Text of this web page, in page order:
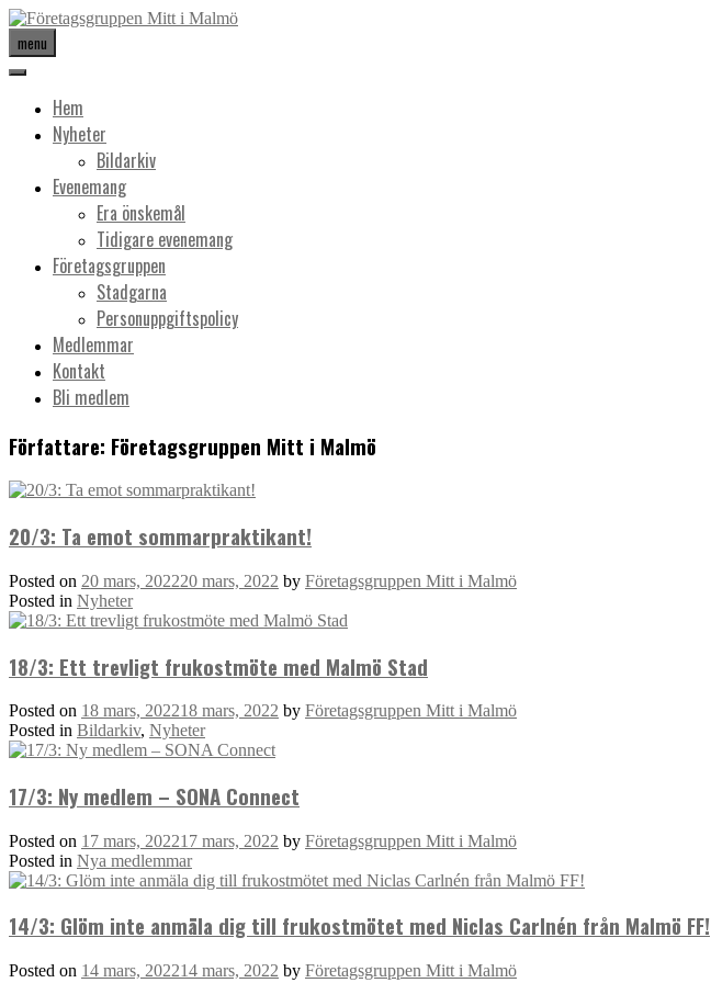
menu
Hem
Nyheter
Bildarkiv
Evenemang
Era önskemål
Tidigare evenemang
Företagsgruppen
Stadgarna
Personuppgiftspolicy
Medlemmar
Kontakt
Bli medlem
Författare: Företagsgruppen Mitt i Malmö
20/3: Ta emot sommarpraktikant!
Posted on 20 mars, 202220 mars, 2022 by Företagsgruppen Mitt i Malmö
Posted in Nyheter
18/3: Ett trevligt frukostmöte med Malmö Stad
Posted on 18 mars, 202218 mars, 2022 by Företagsgruppen Mitt i Malmö
Posted in Bildarkiv, Nyheter
17/3: Ny medlem – SONA Connect
Posted on 17 mars, 202217 mars, 2022 by Företagsgruppen Mitt i Malmö
Posted in Nya medlemmar
14/3: Glöm inte anmäla dig till frukostmötet med Niclas Carlnén från Malmö FF!
Posted on 14 mars, 202214 mars, 2022 by Företagsgruppen Mitt i Malmö